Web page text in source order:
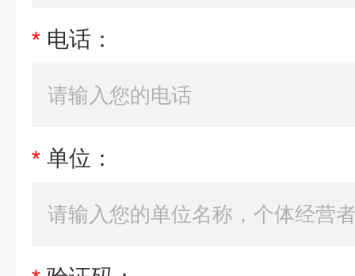
* 电话：
* 单位：